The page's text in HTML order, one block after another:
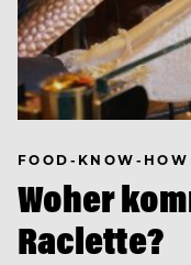
FOOD-KNOW-HOW
Woher
Raclette?